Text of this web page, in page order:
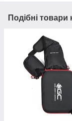
Подібні товари